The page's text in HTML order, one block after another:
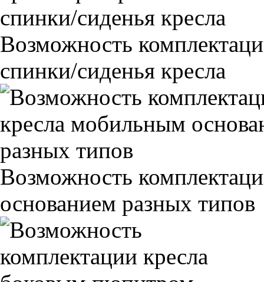
Возможность
спинки/сиденья кресла
Возможность
основанием разных типов